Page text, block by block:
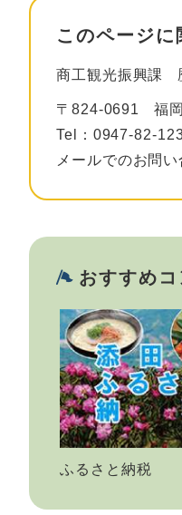
このページ
商工観光振興課
〒824-0691
福
Tel：0947-82-
メールでのお問
おすすめ
ふるさと納税